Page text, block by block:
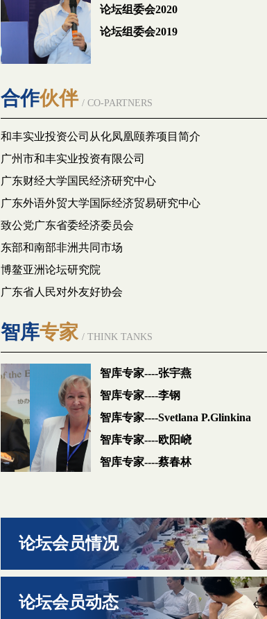
论坛组委会2020
论坛组委会2019
合作伙伴 / CO-PARTNERS
和丰实业投资公司从化凤凰颐养项目简介
广州市和丰实业投资有限公司
广东财经大学国民经济研究中心
广东外语外贸大学国际经济贸易研究中心
致公党广东省委经济委员会
东部和南部非洲共同市场
博鳌亚洲论坛研究院
广东省人民对外友好协会
智库专家 / THINK TANKS
智库专家----张宇燕
智库专家----李钢
智库专家----Svetlana P.Glinkina
智库专家----欧阳峣
智库专家----蔡春林
论坛会员情况
论坛会员动态